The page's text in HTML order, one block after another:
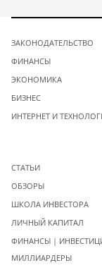
ЗАКОНОДАТЕЛЬСТВО
ФИНАНСЫ
ЭКОНОМИКА
БИЗНЕС
ИНТЕРНЕТ И
СТАТЬИ
ОБЗОРЫ
ШКОЛА ИНВЕСТОРА
ЛИЧНЫЙ КАПИТАЛ
ФИНАНСЫ |
МИЛЛИАРДЕРЫ